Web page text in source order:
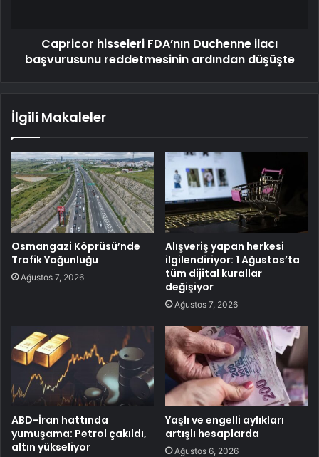
Capricor hisseleri FDA’nın Duchenne ilacı
başvurusunu reddetmesinin ardından düşüşte
İlgili Makaleler
Osmangazi Köprüsü’nde
Trafik Yoğunluğu
Ağustos 7, 2026
Alışveriş yapan herkesi
ilgilendiriyor: 1 Ağustos’ta
tüm dijital kurallar
değişiyor
Ağustos 7, 2026
ABD-İran hattında
yumuşama: Petrol çakıldı,
altın yükseliyor
Yaşlı ve engelli aylıkları
artışlı hesaplarda
Ağustos 6, 2026